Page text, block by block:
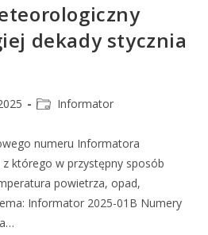
dekady stycznia
Informator
numeru Informatora
którego w przystępny sposób
powietrza, opad,
Informator 2025-01B Numery